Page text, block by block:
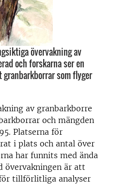
övervakning av
och forskarna ser en
som flyger
av granbarkborre
och mängden
Platserna för
i plats och antal över
har funnits med ända
övervakningen är att
tillförlitliga analyser